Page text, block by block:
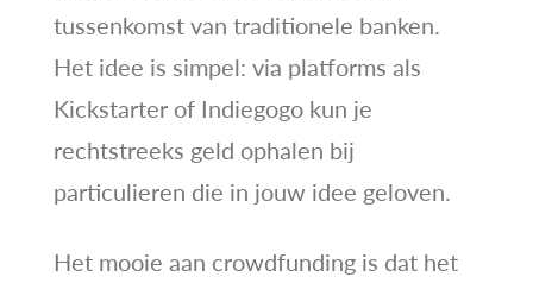
tussenkomst van traditionele banken.
Het idee is simpel: via platforms als
Kickstarter of Indiegogo kun je
rechtstreeks geld ophalen bij
particulieren die in jouw idee geloven.
Het mooie aan crowdfunding is dat het